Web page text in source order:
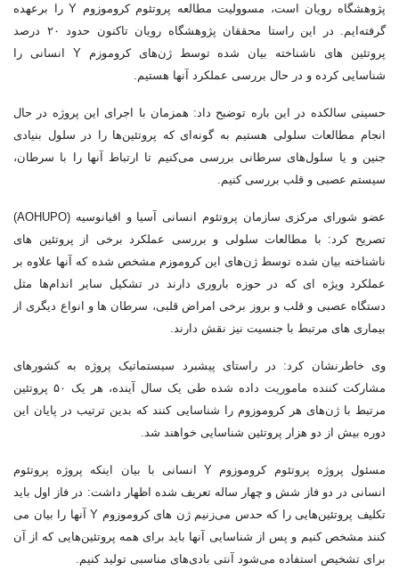
پژوهشگاه رویان است، مسوولیت مطالعه پروتئوم کروموزوم Y را برعهده
گرفته‌ایم. در این راستا محققان پژوهشگاه رویان تاکنون حدود ۲۰ درصد
پروتئین های ناشناخته بیان شده توسط ژن‌های کروموزم Y انسانی را
شناسایی کرده و در حال بررسی عملکرد آنها هستیم.
حسینی سالکده در این باره توضبح داد: همزمان با اجرای این پروژه در حال
انجام مطالعات سلولی هستیم به گونه‌ای که پروتئین‌ها را در سلول بنیادی
جنین و یا سلول‌های سرطانی بررسی می‌کنیم تا ارتباط آنها را با سرطان،
سیستم عصبی و قلب بررسی کنیم.
عضو شورای مرکزی سازمان پروتئوم انسانی آسیا و اقیانوسیه (AOHUPO)
تصریح کرد: با مطالعات سلولی و بررسی عملکرد برخی از پروتئین های
ناشناخته بیان شده توسط ژن‌های این کروموزم مشخص شده که آنها علاوه بر
عملکرد ویژه ای که در حوزه باروری دارند در تشکیل سایر اندام‌ها مثل
دستگاه عصبی و قلب و بروز برخی امراض قلبی، سرطان ها و انواع دیگری از
بیماری های مرتبط با جنسیت نیز نقش دارند.
وی خاطرنشان کرد: در راستای پیشبرد سیستماتیک پروژه به کشورهای
مشارکت کننده ماموریت داده شده طی یک سال آینده، هر یک ۵۰ پروتئین
مرتبط با ژن‌های هر کروموزوم را شناسایی کنند که بدین ترتیب در پایان این
دوره بیش از دو هزار پروتئین شناسایی خواهند شد.
مسئول پروژه پروتئوم کروموزوم Y انسانی با بیان اینکه پروژه پروتئوم
انسانی در دو فاز شش و چهار ساله تعریف شده اظهار داشت: در فاز اول باید
تکلیف پروتئین‌هایی را که حدس می‌زنیم ژن های کروموزوم Y آنها را بیان می
کنند مشخص کنیم و پس از شناسایی آنها باید برای همه پروتئین‌هایی که از آن
برای تشخیص استفاده می‌شود آنتی بادی‌های مناسبی تولید کنیم.